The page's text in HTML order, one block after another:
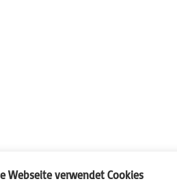
Webseite verwendet Cookies